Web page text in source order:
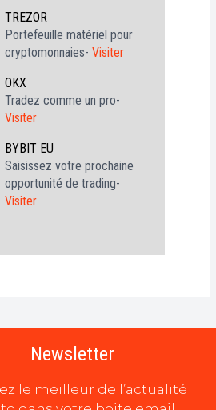
TREZOR
Portefeuille matériel pour
cryptomonnaies- Visiter
OKX
Tradez comme un pro-
Visiter
BYBIT EU
Saisissez votre prochaine
opportunité de trading-
Visiter
Newsletter
le meilleur de l’actualité